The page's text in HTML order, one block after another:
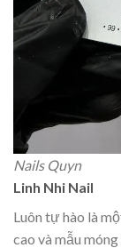
Nails Quyn
Linh Nhi Nail
Luôn tự hào là
cao và mẫu móng